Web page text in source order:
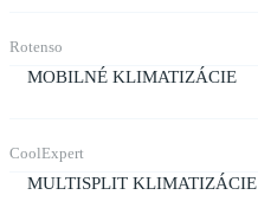
Rotenso
MOBILNÉ KLIMATIZÁCIE
CoolExpert
MULTISPLIT KLIMATIZÁCIE